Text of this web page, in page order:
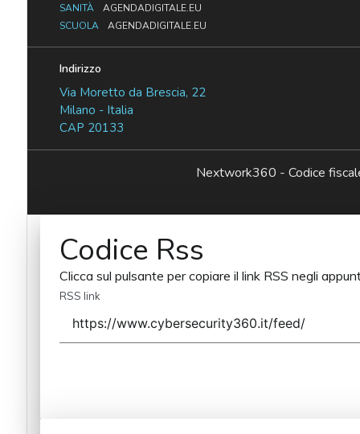
SANITÀ
AGENDADIGITALE.EU
SCUOLA
AGENDADIGITALE.EU
Indirizzo
Via Moretto da Brescia, 22
Milano - Italia
CAP 20133
Nextwork360 - Codice
Codice Rss
Clicca sul pulsante per copiare il link RSS negli
RSS link